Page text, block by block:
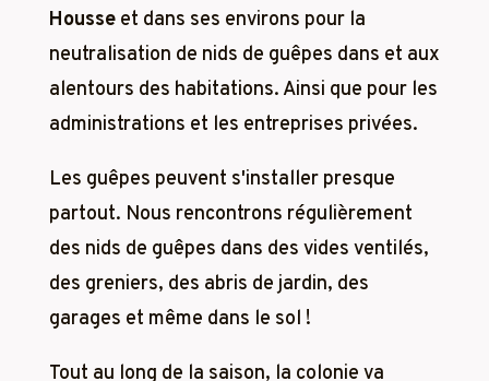
Housseet dans ses environs pour la
neutralisation de nids de guêpes dans et aux
alentours des habitations. Ainsi que pour les
administrations et les entreprises privées.
Les guêpes peuvent s'installer presque
partout. Nous rencontrons régulièrement
des nids de guêpes dans des vides ventilés,
des greniers, des abris de jardin, des
garages et même dans le sol !
Tout au long de la saison, la colonie va